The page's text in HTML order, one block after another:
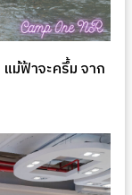
ม้ฟ้าจะครึ้ม จาก